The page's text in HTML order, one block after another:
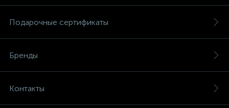
Подарочные сертификаты
Бренды
Контакты